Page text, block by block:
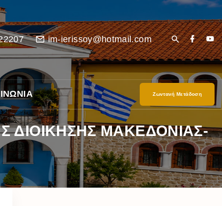
im-ierissoy@hotmail.com
Ζωντανή Μετάδοση
ΜΑΚΕΔΟΝΙΑΣ-